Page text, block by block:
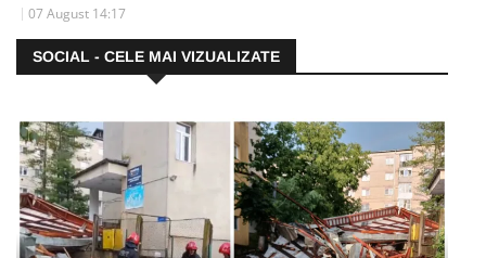
07 August 14:17
SOCIAL - CELE MAI VIZUALIZATE